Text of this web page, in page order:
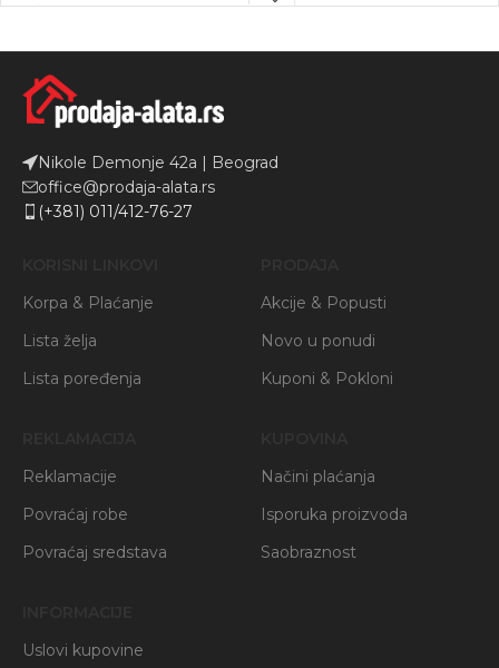
Nikole Demonje 42a | Beograd
office@prodaja-alata.rs
(+381) 011/412-76-27
Korpa & Plaćanje
Lista želja
Lista poređenja
Akcije & Popusti
Novo u ponudi
Kuponi & Pokloni
Reklamacije
Povraćaj robe
Povraćaj sredstava
Načini plaćanja
Isporuka proizvoda
Saobraznost
Uslovi kupovine